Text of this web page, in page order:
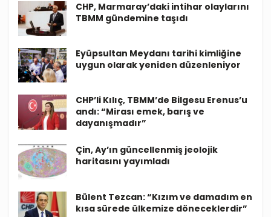
CHP, Marmaray’daki intihar olaylarını
TBMM gündemine taşıdı
Eyüpsultan Meydanı tarihi kimliğine
uygun olarak yeniden düzenleniyor
CHP’li Kılıç, TBMM’de Bilgesu Erenus’u
andı: “Mirası emek, barış ve
dayanışmadır”
Çin, Ay’ın güncellenmiş jeolojik
haritasını yayımladı
Bülent Tezcan: “Kızım ve damadım en
kısa sürede ülkemize döneceklerdir”